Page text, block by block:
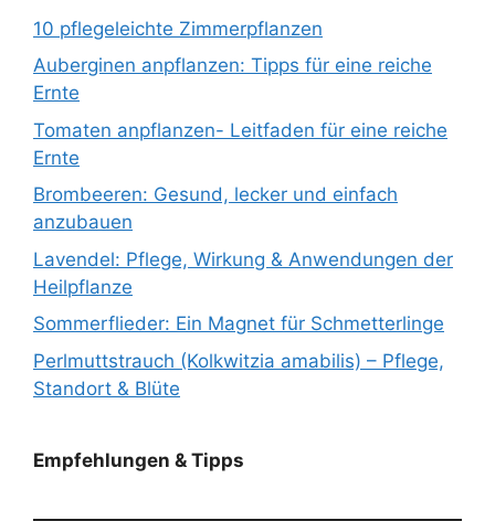
10 pflegeleichte Zimmerpflanzen
Auberginen anpflanzen: Tipps für eine reiche
Ernte
Tomaten anpflanzen- Leitfaden für eine reiche
Ernte
Brombeeren: Gesund, lecker und einfach
anzubauen
Lavendel: Pflege, Wirkung & Anwendungen der
Heilpflanze
Sommerflieder: Ein Magnet für Schmetterlinge
Perlmuttstrauch (Kolkwitzia amabilis) – Pflege,
Standort & Blüte
Empfehlungen & Tipps